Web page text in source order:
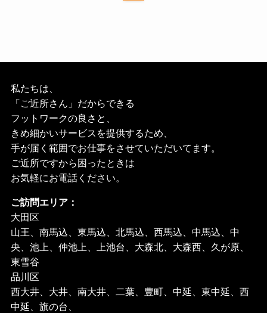
私たちは、
「ご近所さん」だからできる
フットワークの良さと、
きめ細かいサービスを提供するため、
手が届く範囲でお仕事をさせていただいてます。
ご近所ですから困ったときは
お気軽にお電話ください。
ご訪問エリア：
大田区
山王、南馬込、東馬込、北馬込、西馬込、中馬込、中
央、池上、仲池上、上池台、大森北、大森西、久が原、
東雪谷
品川区
西大井、大井、南大井、二葉、豊町、中延、東中延、西
中延、旗の台、